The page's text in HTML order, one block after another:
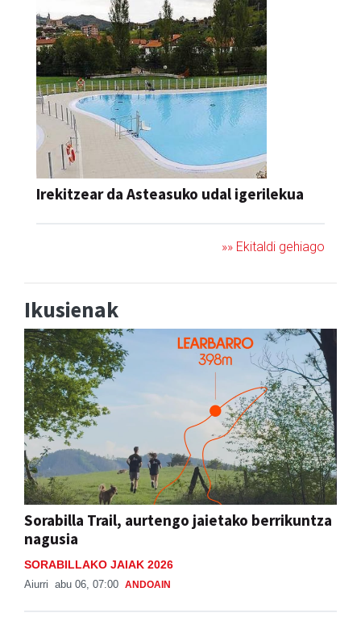
Irekitzear da Asteasuko udal igerilekua
»» Ekitaldi gehiago
Ikusienak
Sorabilla Trail, aurtengo jaietako berrikuntza
nagusia
SORABILLAKO JAIAK 2026
Aiurri abu 06, 07:00 ANDOAIN